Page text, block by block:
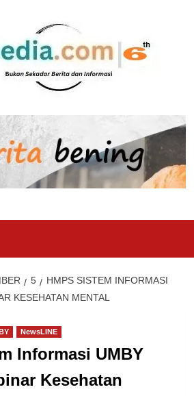
5
HMPS SISTEM INFORMASI
KESEHATAN MENTAL
NewsLINE
Informasi UMBY
Kesehatan